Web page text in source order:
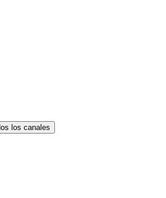
los canales